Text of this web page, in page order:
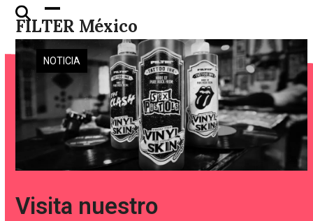
Skip
content
FILTER México
Open
mobile
menu
Close
mobile
menu
NOTICIA
Visita nuestro